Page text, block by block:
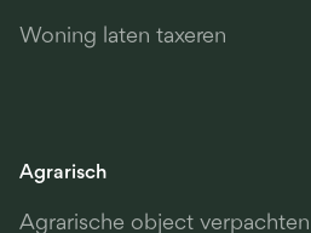
Woning laten taxeren
Agrarisch
Agrarische object verpachten